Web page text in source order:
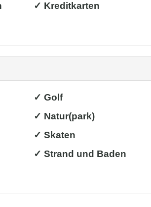
✓ Kreditkarten
✓ Golf
✓ Natur(park)
✓ Skaten
✓ Strand und Baden